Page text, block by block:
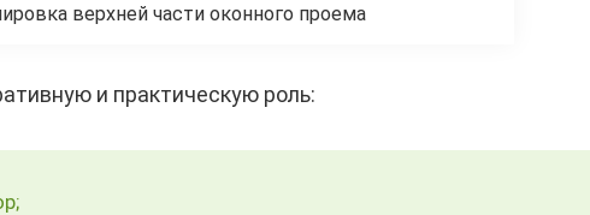
верхней части оконного проема
и практическую роль: